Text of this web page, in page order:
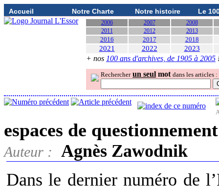
Accueil Notre Charte Notre histoire Le
2006 2007
2008
2011
2012 2013
2016 2017 2018
2021 2022 2023
+ nos 100 ans d'archives, de 1905 à 2005
Rechercher un seul mot dans les articles :
espaces de
Auteur :
Agnès Zawodnik
Dans le dernier numéro de